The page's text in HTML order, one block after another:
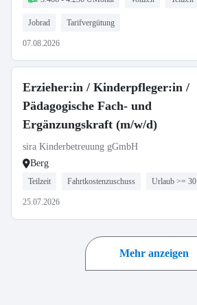
Jobrad Tarifvergütung
07.08.2026
Erzieher:in / Kinderpfleger:in /
Pädagogische Fach- und
Ergänzungskraft (m/w/d)
sira Kinderbetreuung gGmbH
Berg
Teilzeit Fahrtkostenzuschuss Urlaub >= 30
25.07.2026
Mehr anzeigen